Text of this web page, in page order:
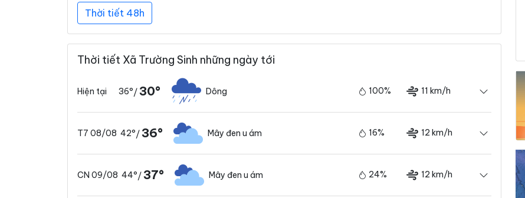
Thời tiết 48h
Thời tiết Xã Trường Sinh những ngày tới
Hiện tại 36°/30° Dông 100% 11 km/h
T7 08/08 42°/36° Mây đen u ám 16% 12 km/h
CN 09/08 44°/37° Mây đen u ám 24% 12 km/h